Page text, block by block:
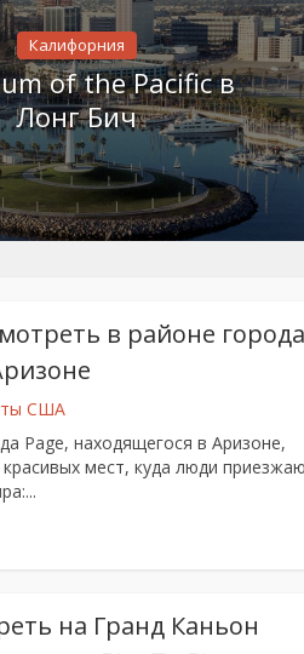
Калифорния
of the Pacific в
Лонг Бич
в районе города
США
Page, находящегося в Аризоне,
мест, куда люди
на Гранд Каньон